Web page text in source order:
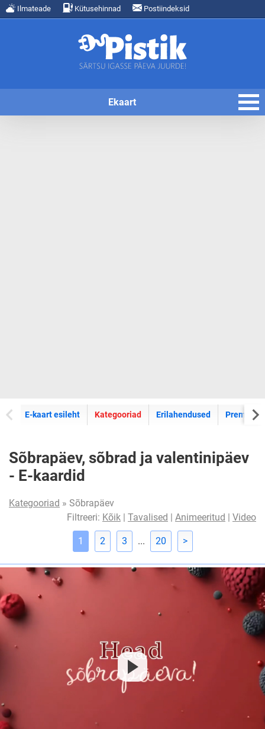
Ilmateade Kütusehinnad Postiindeksid
Ekaart
E-kaart esileht E-kaartide
Kategooriad Erilahendused Premium
Sõbrapäev, sõbrad ja valentinipäev
- E-kaardid
Kategooriad » Sõbrapäev
Filtreeri: Kõik | Tavalised | Animeeritud | Video
1 2 3 ... 20 >